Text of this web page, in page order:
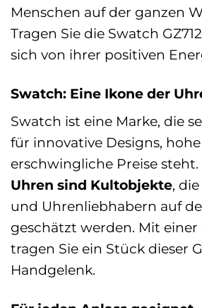
Menschen auf der ganzen
Tragen Sie die Swatch
sich von ihrer positiven
Swatch: Eine Ikone der
Swatch ist eine Marke, die
für innovative Designs,
erschwingliche Preise steht.
Uhren sind Kultobjekte,
und Uhrenliebhabern auf
geschätzt werden. Mit einer
tragen Sie ein Stück dieser
Handgelenk.